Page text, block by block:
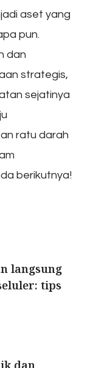
aset yang
pun.
dan
strategis,
sejatinya
ratu darah
berikutnya!
langsung
tips
dan